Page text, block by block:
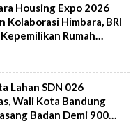
Housing Expo 2026
Kolaborasi Himbara, BRI
Rumah
Lahan SDN 026
Wali Kota Bandung
Badan Demi 900